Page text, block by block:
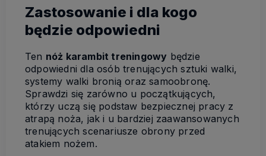
Zastosowanie i dla kogo
będzie odpowiedni
Ten nóż karambit treningowy będzie
odpowiedni dla osób trenujących sztuki walki,
systemy walki bronią oraz samoobronę.
Sprawdzi się zarówno u początkujących,
którzy uczą się podstaw bezpiecznej pracy z
atrapą noża, jak i u bardziej zaawansowanych
trenujących scenariusze obrony przed
atakiem nożem.